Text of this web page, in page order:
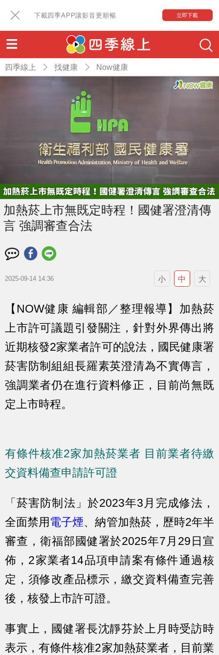
下載四季APP讓影音更順暢 立即下載
四季線上 找健康 Now健康
加熱菸上市無既定時程！國健署澄清傳
言 強調審查合法
2025-09-14 14:36 小 中 大
【NOW健康 編輯部／整理報導】加熱菸
上市許可議題引發關注，針對外界傳出將
近期核發2家業者許可的說法，國民健康署
菸害防制組組長羅素英澄清為不實傳言，
強調業者仍在進行資料修正，目前尚無既
定上市時程。
有條件核准2家加熱菸業者 目前業者待繳
交資料備查申請許可證
「菸害防制法」於2023年3月完成修法，
全面禁用 電子煙、納管加熱菸，歷時2年半
審查，衛福部國健署於2025年7月29日宣
佈，2家業者14品項申請案有條件通過核
定，須修改產品標示，繳交資料備查完善
後，核發上市許可證。
事實上，國健署長沈靜芬於上月時受訪時
表示，有條件核准2家加熱菸業者，目前業